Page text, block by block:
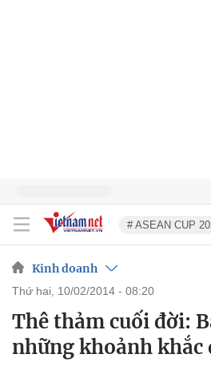
# ASEAN CUP
Kinh doanh
thứ hai, 10/02/2014 - 08:20
Thê thảm cuối đời:
những khoảnh khắc